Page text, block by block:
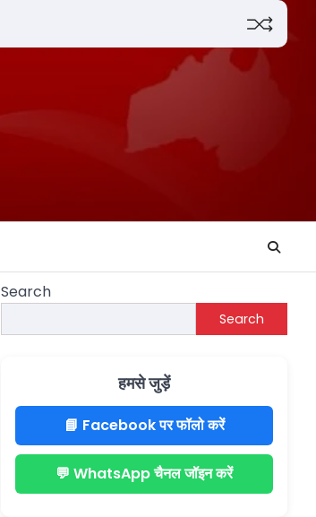
Search
Search
हमसे जुड़ें
📘 Facebook पर फॉलो करें
💬 WhatsApp चैनल जॉइन करें